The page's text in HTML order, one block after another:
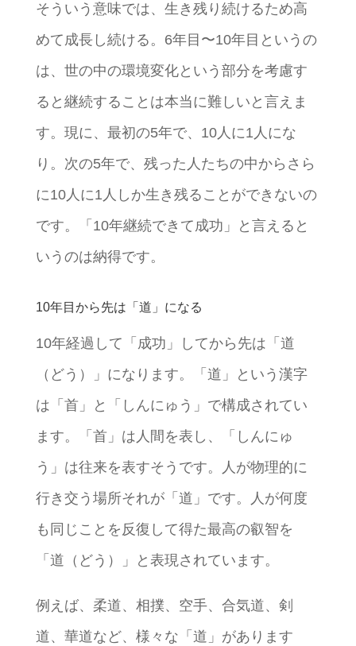
そういう意味では、生き残り続けるため高
めて成長し続ける。6年目〜10年目というの
は、世の中の環境変化という部分を考慮す
ると継続することは本当に難しいと言えま
す。現に、最初の5年で、10人に1人にな
り。次の5年で、残った人たちの中からさら
に10人に1人しか生き残ることができないの
です。「10年継続できて成功」と言えると
いうのは納得です。
10年目から先は「道」になる
10年経過して「成功」してから先は「道
（どう）」になります。「道」という漢字
は「首」と「しんにゅう」で構成されてい
ます。「首」は人間を表し、「しんにゅ
う」は往来を表すそうです。人が物理的に
行き交う場所それが「道」です。人が何度
も同じことを反復して得た最高の叡智を
「道（どう）」と表現されています。
例えば、柔道、相撲、空手、合気道、剣
道、華道など、様々な「道」があります